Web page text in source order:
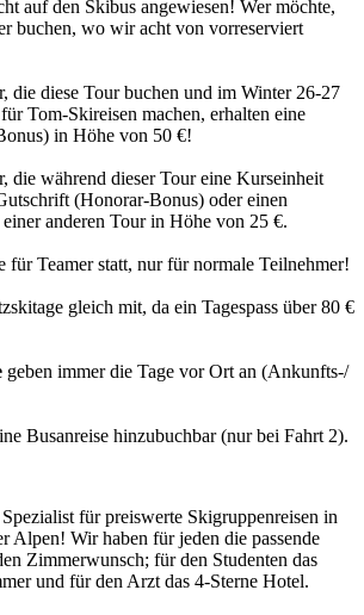
auf den Skibus angewiesen! Wer möchte,
buchen, wo wir acht von vorreserviert
die diese Tour buchen und im Winter 26-27
Tom-Skireisen machen, erhalten eine
in Höhe von 50 €!
die während dieser Tour eine Kurseinheit
(Honorar-Bonus) oder einen
anderen Tour in Höhe von 25 €.
für Teamer statt, nur für normale Teilnehmer!
gleich mit, da ein Tagespass über 80 €
geben immer die Tage vor Ort an (Ankunfts-/
Busanreise hinzubuchbar (nur bei Fahrt 2).
für preiswerte Skigruppenreisen in
Alpen! Wir haben für jeden die passende
Zimmerwunsch; für den Studenten das
und für den Arzt das 4-Sterne Hotel.